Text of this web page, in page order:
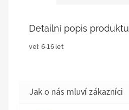
Detailní popis produktu
vel: 6-16 let